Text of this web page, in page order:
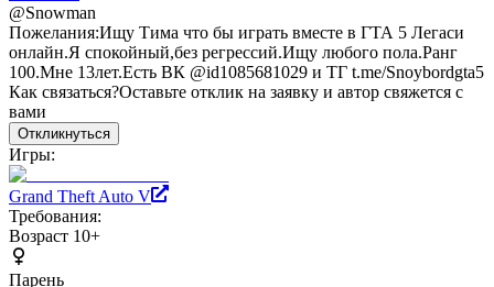
@Snowman
Пожелания:Ищу Тима что бы играть вместе в ГТА 5 Легаси
онлайн.Я спокойный,без регрессий.Ищу любого пола.Ранг
100.Мне 13лет.Есть ВК @id1085681029 и ТГ t.me/Snoybordgta5
Как связаться?Оставьте отклик на заявку и автор свяжется с
вами
Откликнуться
Игры:
Grand Theft Auto V
Требования:
Возраст 10+
Парень